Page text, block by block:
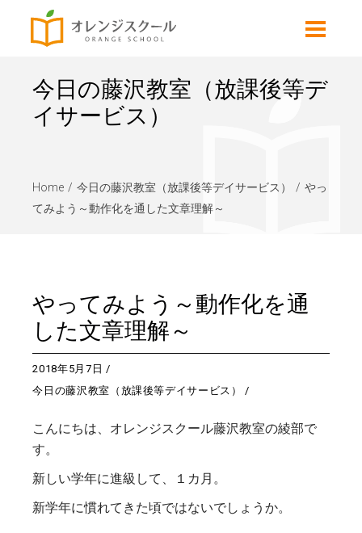
今日の藤沢教室（放課後等デ
イサービス）
Home 今日の藤沢教室（放課後等デイサービス）
やっ
てみよう～動作化を通した文章理解～
やってみよう～動作化を通
した文章理解～
2018年5月7日
今日の藤沢教室（放課後等デイサービス）
こんにちは、オレンジスクール藤沢教室の綾部で
す。
新しい学年に進級して、１カ月。
新学年に慣れてきた頃ではないでしょうか。